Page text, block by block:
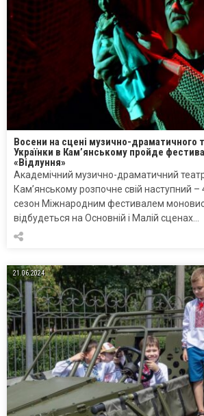
Восени на сцені музично-драматичного
Українки в Кам’янському пройде
«Відлуння»
Академічний музично-драматичний театр
Кам’янському розпочне свій наступний
сезон Міжнародним фестивалем
відбудеться на Основній і Малій сценах…
21.06.2024